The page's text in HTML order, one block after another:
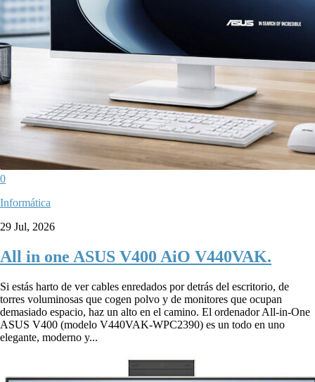
0
Informática
29 Jul, 2026
All in one ASUS V400 AiO V440VAK.
Si estás harto de ver cables enredados por detrás del escritorio, de
torres voluminosas que cogen polvo y de monitores que ocupan
demasiado espacio, haz un alto en el camino. El ordenador All-in-One
ASUS V400 (modelo V440VAK-WPC2390) es un todo en uno
elegante, moderno y...